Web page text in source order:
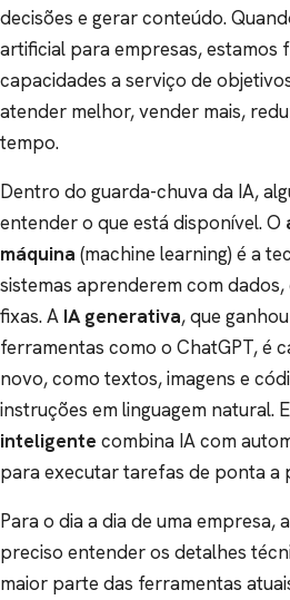
decisões e gerar conteúdo.
artificial para empresas, estamos
capacidades a serviço de
atender melhor, vender mais,
tempo.
Dentro do guarda-chuva da IA,
entender o que está disponível. O
máquina (machine learning) é a
sistemas aprenderem com
fixas. A IA generativa, que
ferramentas como o ChatGPT, é
novo, como textos, imagens e
instruções em linguagem natural.
inteligente combina IA com
para executar tarefas de ponta a
Para o dia a dia de uma empresa,
preciso entender os detalhes
maior parte das ferramentas